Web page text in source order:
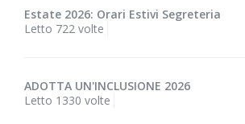
Estate 2026: Orari Estivi Segreteria
Letto 722 volte
ADOTTA UN'INCLUSIONE 2026
Letto 1330 volte